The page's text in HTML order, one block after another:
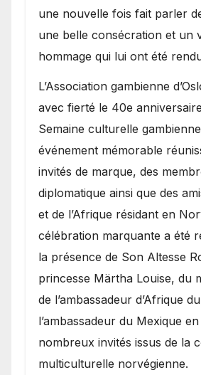
une nouvelle fois fait parler
une belle consécration et un
hommage qui lui ont été
​L’Association gambienne
avec fierté le 40e
Semaine culturelle
événement mémorable
invités de marque, des
diplomatique ainsi que des
et de l’Afrique résidant en
célébration marquante a été
la présence de Son Altesse
princesse Märtha Louise, du
de l’ambassadeur d’Afrique
l’ambassadeur du Mexique
nombreux invités issus de la
multiculturelle norvégienne.